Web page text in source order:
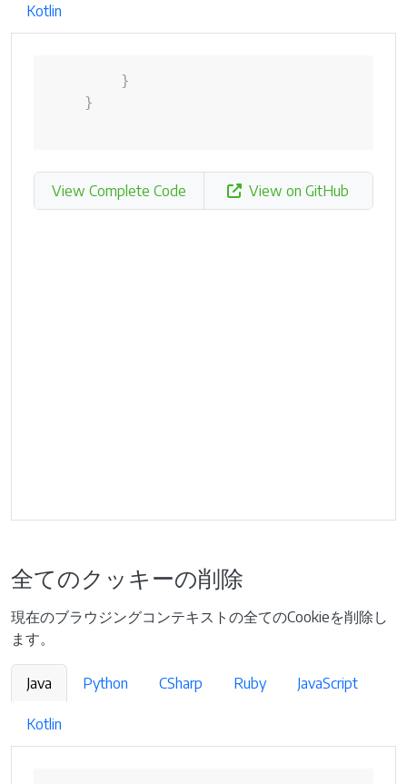
Kotlin
}
}
View Complete Code View on GitHub
全てのクッキーの削除
現在のブラウジングコンテキストの全てのCookieを削除し
ます。
Java Python CSharp Ruby JavaScript
Kotlin